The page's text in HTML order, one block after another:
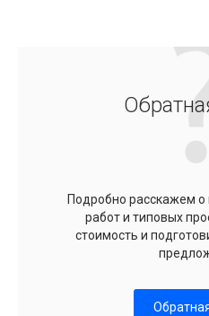
Подробно расскажем о
работ и типовых
стоимость и